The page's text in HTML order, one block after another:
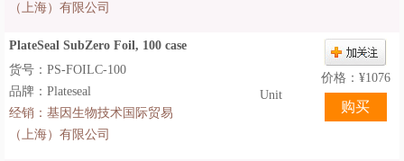
（上海）有限公司
PlateSeal SubZero Foil, 100 case
Unit
价格： ¥1076
货号：PS-FOILC-100
品牌：Plateseal
经销： 基因生物技术国际贸易
（上海）有限公司